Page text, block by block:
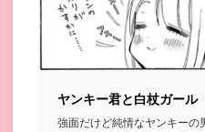
ヤンキー君と白杖ガール
強面だけど純情なヤンキーの